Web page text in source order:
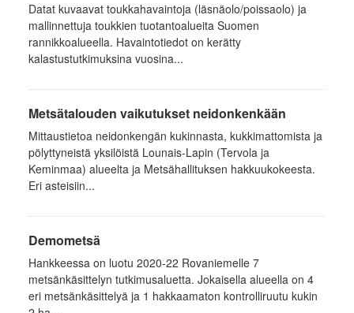
Datat kuvaavat toukkahavaintoja (läsnäolo/poissaolo) ja
mallinnettuja toukkien tuotantoalueita Suomen
rannikkoalueella. Havaintotiedot on kerätty
kalastustutkimuksina vuosina...
Metsätalouden vaikutukset neidonkenkään
Mittaustietoa neidonkengän kukinnasta, kukkimattomista ja
pölyttyneistä yksilöistä Lounais-Lapin (Tervola ja
Keminmaa) alueelta ja Metsähallituksen hakkuukokeesta.
Eri asteisiin...
Demometsä
Hankkeessa on luotu 2020-22 Rovaniemelle 7
metsänkäsittelyn tutkimusaluetta. Jokaisella alueella on 4
eri metsänkäsittelyä ja 1 hakkaamaton kontrolliruutu kukin